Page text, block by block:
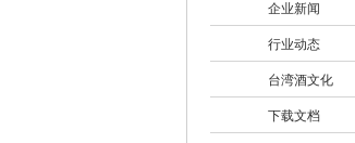
企业新闻
行业动态
台湾酒文化
下载文档